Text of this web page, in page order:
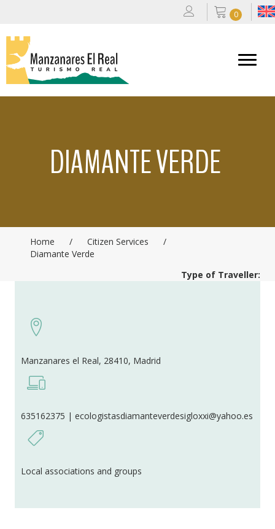
0
DIAMANTE VERDE
Home / Citizen Services
/
Diamante Verde
Type of Traveller:
Manzanares el Real, 28410, Madrid
635162375 | ecologistasdiamanteverdesigloxxi@yahoo.es
Local associations and groups